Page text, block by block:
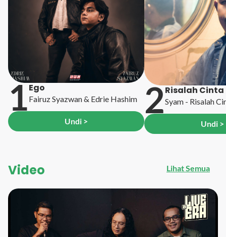
1Ego
Fairuz Syazwan & Edrie Hashim
Undi >
2Risalah Cinta
Syam - Risalah
Undi >
Video Lihat Semua